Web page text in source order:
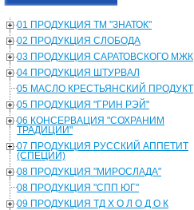
01 ПРОДУКЦИЯ ТМ "ЗНАТОК"
02 ПРОДУКЦИЯ СЛОБОДА
03 ПРОДУКЦИЯ САРАТОВСКОГО МЖК
04 ПРОДУКЦИЯ ШТУРВАЛ
05 МАСЛО КРЕСТЬЯНСКИЙ ПРОДУКТ
05 ПРОДУКЦИЯ "ГРИН РЭЙ"
06 КОНСЕРВАЦИЯ "СОХРАНИМ
ТРАДИЦИИ"
07 ПРОДУКЦИЯ РУССКИЙ АППЕТИТ
(СПЕЦИИ)
08 ПРОДУКЦИЯ "МИРОСЛАДА"
08 ПРОДУКЦИЯ "СПП ЮГ"
09 ПРОДУКЦИЯ ТД Х О Л О Д О К